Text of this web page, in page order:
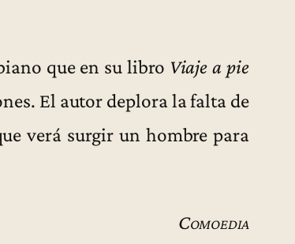
que en su libro Viaje a pie
El autor deplora la falta de
verá surgir un hombre para
Comoedia